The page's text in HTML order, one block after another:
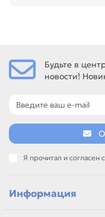
Среди товаров этого
Комплект замены
711 C1Q10A ОЕМ (без
для HP T230/250/
такие позиции по
направления: Epson,
решения для
Будьте в
новости!
Я прочитал и согласен
Информация